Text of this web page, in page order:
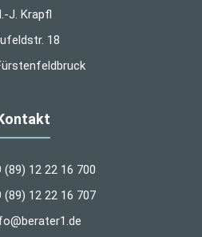
J. Krapfl
18
(89) 12 22 16 700
(89) 12 22 16 707